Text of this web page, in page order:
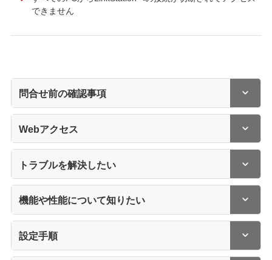
できません
問合せ前の確認事項
Webアクセス
トラブルを解決したい
機能や性能について知りたい
設定手順